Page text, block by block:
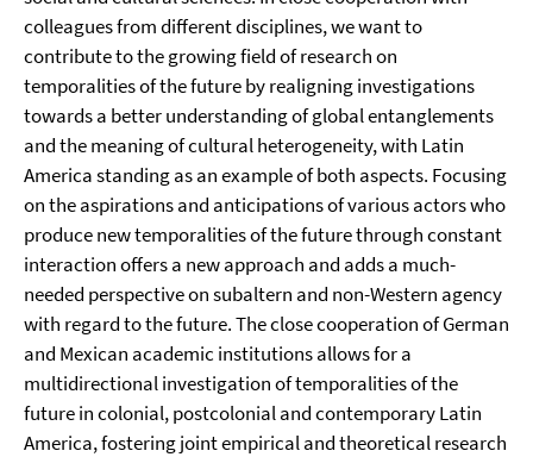
colleagues from different disciplines, we want to
contribute to the growing field of research on
temporalities of the future by realigning investigations
towards a better understanding of global entanglements
and the meaning of cultural heterogeneity, with Latin
America standing as an example of both aspects. Focusing
on the aspirations and anticipations of various actors who
produce new temporalities of the future through constant
interaction offers a new approach and adds a much-
needed perspective on subaltern and non-Western agency
with regard to the future. The close cooperation of German
and Mexican academic institutions allows for a
multidirectional investigation of temporalities of the
future in colonial, postcolonial and contemporary Latin
America, fostering joint empirical and theoretical research